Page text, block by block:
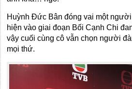
Huỳnh Đức Bân đóng vai một
hiện vào giai đoạn Bối Cạnh Chi
vậy cuối cùng cô vẫn chọn người
mọi thứ.